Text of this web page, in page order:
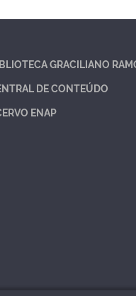
GRACILIANO
DE CONTEÚDO
ENAP